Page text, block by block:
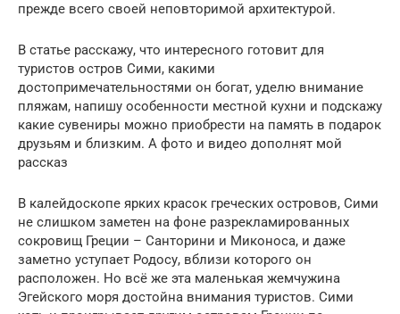
прежде всего своей неповторимой архитектурой.
В статье расскажу, что интересного готовит для
туристов остров Сими, какими
достопримечательностями он богат, уделю внимание
пляжам, напишу особенности местной кухни и подскажу
какие сувениры можно приобрести на память в подарок
друзьям и близким. А фото и видео дополнят мой
рассказ
В калейдоскопе ярких красок греческих островов, Сими
не слишком заметен на фоне разрекламированных
сокровищ Греции – Санторини и Миконоса, и даже
заметно уступает Родосу, вблизи которого он
расположен. Но всё же эта маленькая жемчужина
Эгейского моря достойна внимания туристов. Сими